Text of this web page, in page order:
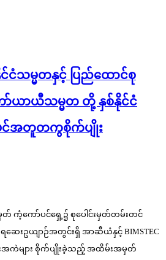
သမ္မတနှင့် ပြည်ထောင်စု
ော်ယာယီသမ္မတ တို့ နှစ်နိုင်ငံ
အတူတကွစိုက်ပျိုး
ကံ့ကော်ပင်ရှေ့၌ စုပေါင်းမှတ်တမ်းတင်
ဆေးဥယျာဉ်အတွင်းရှိ အာဆီယံနှင့် BIMSTEC
ကဲများ စိုက်ပျိုးခဲ့သည့် အထိမ်းအမှတ်